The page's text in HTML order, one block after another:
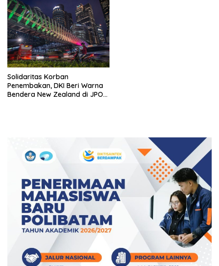
Solidaritas Korban
Penembakan, DKI Beri Warna
Bendera New Zealand di JPO